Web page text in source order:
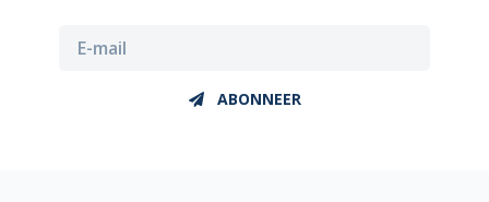
ABONNEER